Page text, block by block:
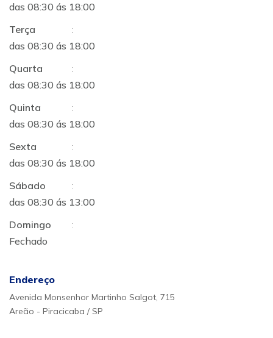
das 08:30 ás 18:00
Terça
:
das 08:30 ás 18:00
Quarta
:
das 08:30 ás 18:00
Quinta
:
das 08:30 ás 18:00
Sexta
:
das 08:30 ás 18:00
Sábado
:
das 08:30 ás 13:00
Domingo
:
Fechado
Endereço
Avenida Monsenhor Martinho Salgot, 715
Areão - Piracicaba / SP